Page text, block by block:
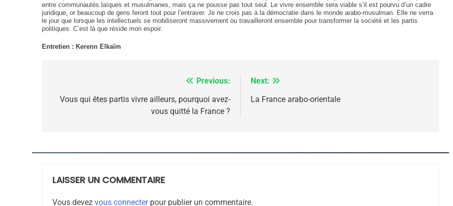
entre communautés laïques et musulmanes, mais ça ne pousse pas tout seul. Le vivre ensemble sera viable s’il est pourvu d’un cadre
juridique, or beaucoup de gens feront tout pour l’entraver. Je ne crois pas à la démocratie dans le monde arabo-musulman. Elle ne verra
le jour que lorsque les intellectuels se mobiliseront massivement ou travailleront ensemble pour transformer la société et les partis
politiques. C’est là que réside mon espoir.
Entretien : Kerenn Elkaïm
de
Previous:
Vous qui êtes partis vivre ailleurs, pourquoi avez-
vous quitté la France ?
Next:
La France arabo-orientale
LAISSER UN COMMENTAIRE
Vous devez vous connecterpour publier un commentaire.
ISRAÉL JUDAISME
CE QUI NOUS MANQUE – Jacques Hadida